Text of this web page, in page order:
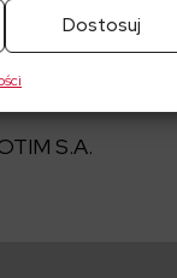
Dostosuj
S.A.